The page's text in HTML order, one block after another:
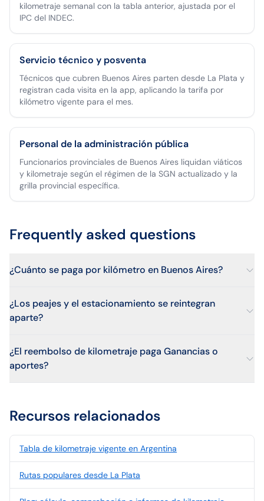
kilometraje semanal con la tabla anterior, ajustada por el
IPC del INDEC.
Servicio técnico y posventa
Técnicos que cubren Buenos Aires parten desde La Plata y
registran cada visita en la app, aplicando la tarifa por
kilómetro vigente para el mes.
Personal de la administración pública
Funcionarios provinciales de Buenos Aires liquidan viáticos
y kilometraje según el régimen de la SGN actualizado y la
grilla provincial específica.
Frequently asked questions
¿Cuánto se paga por kilómetro en Buenos Aires?
¿Los peajes y el estacionamiento se reintegran
aparte?
¿El reembolso de kilometraje paga Ganancias o
aportes?
Recursos relacionados
Tabla de kilometraje vigente en Argentina
Rutas populares desde La Plata